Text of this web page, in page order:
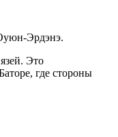
Эрдэнэ.
Это
где стороны